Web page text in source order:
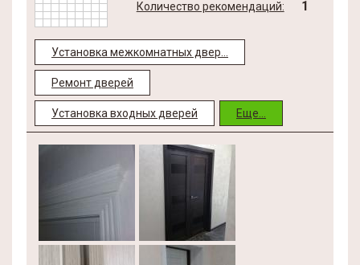
Количество рекомендаций: 1
Установка межкомнатных двер...
Ремонт дверей
Установка входных дверей Еще...